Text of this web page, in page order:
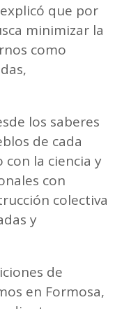
que por
minimizar la
como
los saberes
de cada
la ciencia y
con
colectiva
y
de
en Formosa,